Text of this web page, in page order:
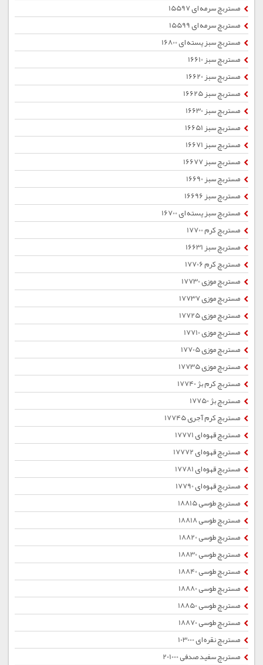
مستربچ سرمه ای 15597
مستربچ سرمه ای 15599
مستربچ سبز پسته ای 16800
مستربچ سبز 16610
مستربچ سبز 16620
مستربچ سبز 16625
مستربچ سبز 16630
مستربچ سبز 16651
مستربچ سبز 16671
مستربچ سبز 16677
مستربچ سبز 16690
مستربچ سبز 16696
مستربچ سبز پسته ای 16700
مستربچ کرم 17700
مستربچ سبز 16631
مستربچ کرم 17706
مستربچ موزی 17730
مستربچ موزی 17737
مستربچ موزی 17725
مستربچ موزی 17710
مستربچ موزی 17705
مستربچ موزی 17735
مستربچ کرم بژ 17740
مستربچ بژ 17750
مستربچ کرم آجری 17745
مستربچ قهوه ای 17771
مستربچ قهوه ای 17772
مستربچ قهوه ای 17781
مستربچ قهوه ای 17790
مستربچ طوسی 18815
مستربچ طوسی 18818
مستربچ طوسی 18820
مستربچ طوسی 18830
مستربچ طوسی 18840
مستربچ طوسی 18880
مستربچ طوسی 18850
مستربچ طوسی 18870
مستربچ نقره ای 103000
مستربچ سفید صدفی 201000